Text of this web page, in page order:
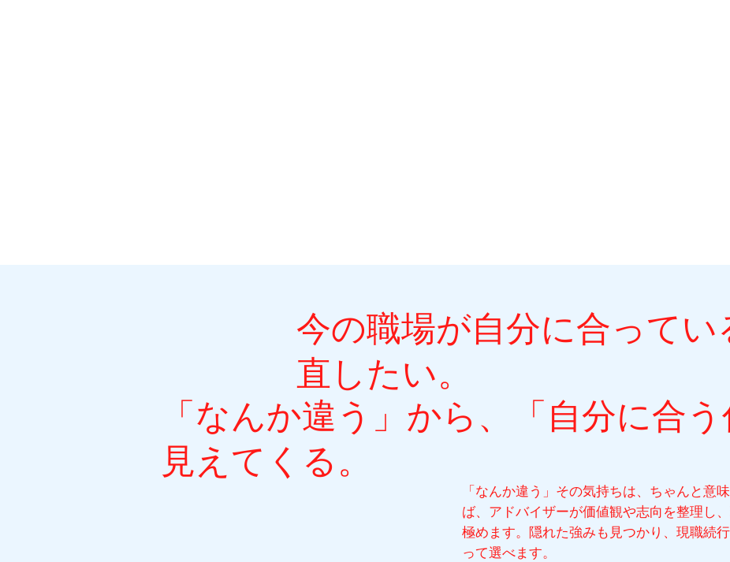
今の職場が自分に合ってい
直したい。
「なんか違う」その気持ちは、ちゃんと意
ば、アドバイザーが価値観や志向を整理し
極めます。隠れた強みも見つかり、現職続
って選べます。
「なんか違う」から、「自分に合う
見えてくる。